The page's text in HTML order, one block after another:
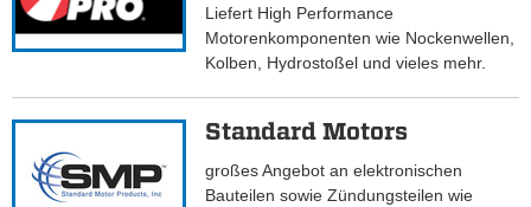
Liefert High Performance
Motorenkomponenten wie Nockenwellen,
Kolben, Hydrostoßel und vieles mehr.
Standard Motors
großes Angebot an elektronischen
Bauteilen sowie Zündungsteilen wie